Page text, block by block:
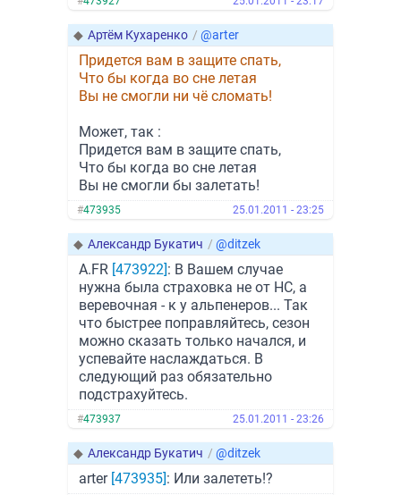
◆ Артём Кухаренко / @arter
Придется вам в защите спать,
Что бы когда во сне летая
Вы не смогли ни чё сломать!
Может, так :
Придется вам в защите спать,
Что бы когда во сне летая
Вы не смогли бы залетать!
#473935 25.01.2011 - 23:25
◆ Александр Букатич / @ditzek
A.FR [473922]: В Вашем случае
нужна была страховка не от НС, а
веревочная - к у альпенеров... Так
что быстрее поправляйтесь, сезон
можно сказать только начался, и
успевайте наслаждаться. В
следующий раз обязательно
подстрахуйтесь.
#473937 25.01.2011 - 23:26
◆ Александр Букатич / @ditzek
arter [473935]: Или залететь!?